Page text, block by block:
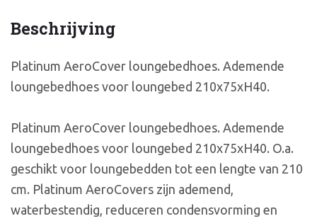
Beschrijving
Platinum AeroCover loungebedhoes. Ademende
loungebedhoes voor loungebed 210x75xH40.
Platinum AeroCover loungebedhoes. Ademende
loungebedhoes voor loungebed 210x75xH40. O.a.
geschikt voor loungebedden tot een lengte van 210
cm. Platinum AeroCovers zijn ademend,
waterbestendig, reduceren condensvorming en